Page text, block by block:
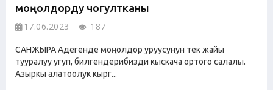
моңолдорду чогултканы
17.06.2023 187
САНЖЫРА Адегенде моңолдор уруусунун тек жайы
тууралуу угуп, билгендерибизди кыскача ортого салалы.
Азыркы алатоолук кырг...